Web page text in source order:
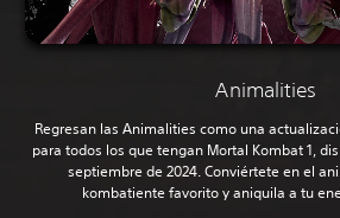
Animalities
Regresan las Animalities como una
para todos los que tengan Mortal Kombat 1,
septiembre de 2024. Conviértete en el
kombatiente favorito y aniquila a tu